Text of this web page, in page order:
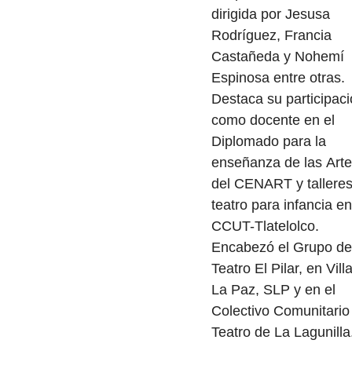
dirigida por Jesusa
Rodríguez, Francia
Castañeda y Nohemí
Espinosa entre otras.
Destaca su
como docente en el
Diplomado para la
enseñanza de las
del CENART y
teatro para infancia en
CCUT-Tlatelolco.
Encabezó el Grupo de
Teatro El Pilar, en
La Paz, SLP y en el
Colectivo
Teatro de La